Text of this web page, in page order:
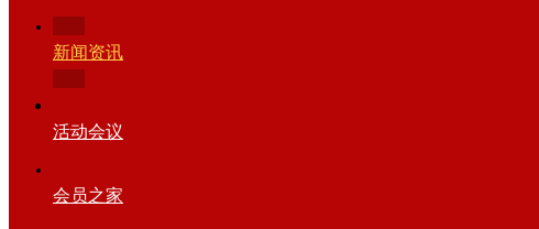
新闻资讯
活动会议
会员之家